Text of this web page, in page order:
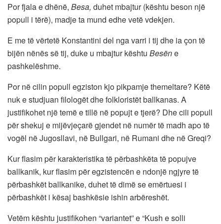
Por fjala e dhënë, Besa, duhet mbajtur (kështu beson një
popull i tërë), madje ta mund edhe vetë vdekjen.
E me të vërtetë Konstantini del nga varri i tij dhe ia çon të
bijën nënës së tij, duke u mbajtur kështu Besëne
pashkelëshme.
Por në cilin popull egziston kjo pikpamje themeltare? Këtë
nuk e studjuan filologët dhe folkloristët ballkanas. A
justifikohet një temë e tillë në popujt e tjerë? Dhe cili popull
për shekuj e mijëvjeçarë gjendet në numër të madh apo të
vogël në Jugosllavi, në Bullgari, në Rumani dhe në Greqi?
Kur flasim për karakteristika të përbashkëta të popujve
ballkanik, kur flasim për egzistencën e ndonjë ngjyre të
përbashkët ballkanike, duhet të dimë se emërtuesi i
përbashkët i kësaj bashkësie ishin arbëreshët.
Vetëm kështu justifikohen “variantet” e “Kush e solli